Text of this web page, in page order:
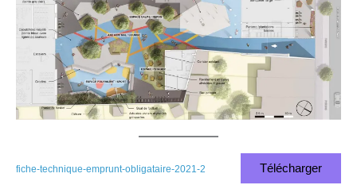
fiche-technique-emprunt-obligataire-2021-2 Télécharger